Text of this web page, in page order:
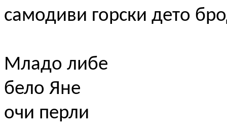
самодиви горски дето
Младо либе
бело Яне
очи перли